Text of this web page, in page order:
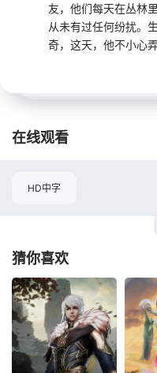
友，他们每天在丛林
从未有过任何纷扰。
奇，这天，他不小心
在线观看
HD中字
猜你喜欢